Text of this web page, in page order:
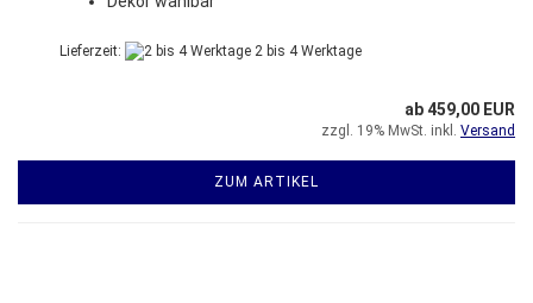
Lieferzeit: 2 bis 4 Werktage
ab 459,00 EUR
zzgl. 19% MwSt. inkl. Versand
ZUM ARTIKEL